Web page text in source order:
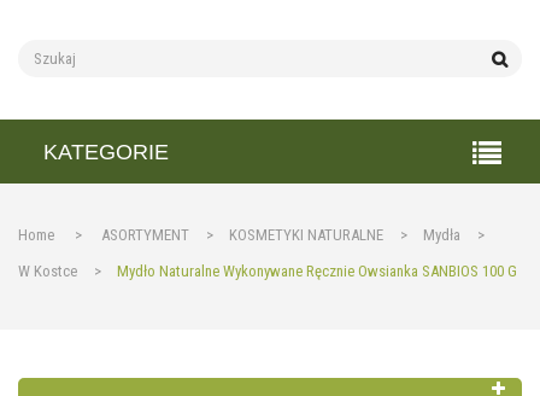
KATEGORIE
Home > ASORTYMENT > KOSMETYKI NATURALNE > Mydła
>
W Kostce
> Mydło Naturalne Wykonywane Ręcznie Owsianka SANBIOS 100 G